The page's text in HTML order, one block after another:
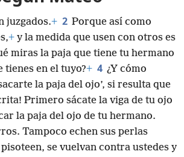
juzgados.+ 2 Porque así como
+ y la medida que usen con otros es
miras la paja que tiene tu hermano
tienes en el tuyo?+ 4 ¿Y cómo
la paja del ojo’, si resulta que
Primero sácate la viga de tu ojo
la paja del ojo de tu hermano.
Tampoco echen sus perlas
se vuelvan contra ustedes y